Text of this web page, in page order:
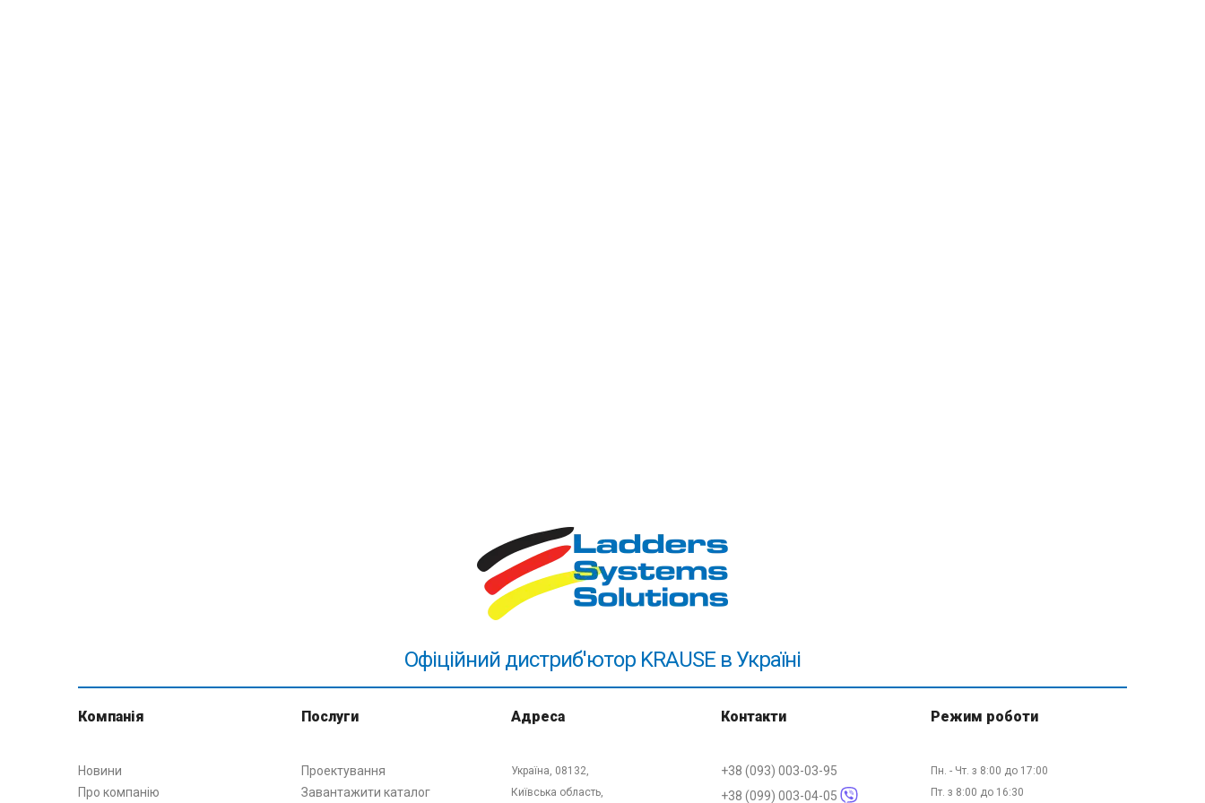
Офіційний дистриб'ютор KRAUSE в Україні
Компанія
Новини
Про компанію
Послуги
Проектування
Завантажити каталог
Адреса
Україна, 08132,
Київська область,
Контакти
+38 (093) 003-03-95
+38 (099) 003-04-05
Режим роботи
Пн. - Чт. з 8:00 до 17:00
Пт. з 8:00 до 16:30